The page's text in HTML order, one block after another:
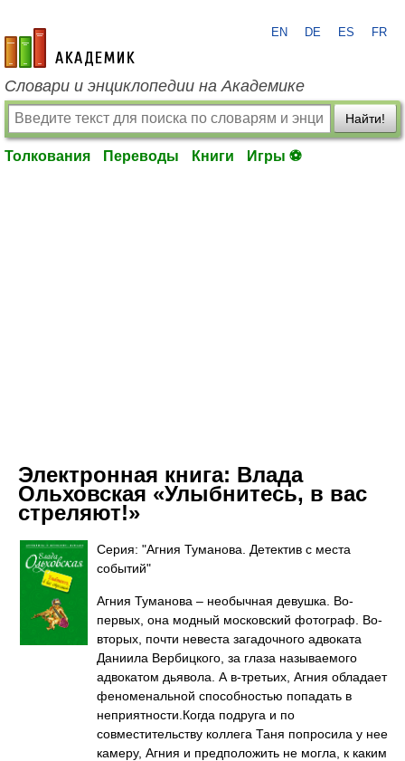
academic.ru
EN DE ES FR
Словари и энциклопедии на Академике
Найти!
Толкования Переводы Книги Игры ⚽
Электронная книга: Влада
Ольховская «Улыбнитесь, в вас
стреляют!»
Серия: "Агния Туманова. Детектив с места
событий"
Агния Туманова – необычная девушка. Во-
первых, она модный московский фотограф. Во-
вторых, почти невеста загадочного адвоката
Даниила Вербицкого, за глаза называемого
адвокатом дьявола. А в-третьих, Агния обладает
феноменальной способностью попадать в
неприятности.Когда подруга и по
совместительству коллега Таня попросила у нее
камеру, Агния и предположить не могла, к каким